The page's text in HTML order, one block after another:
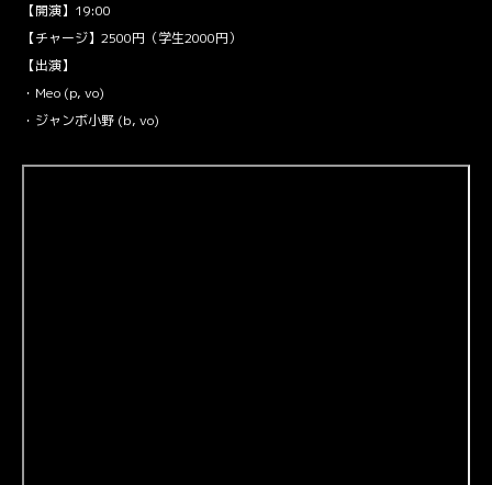
【開演】19:00
【チャージ】2500円（学生2000円）
【出演】
・Meo (p, vo)
・ジャンボ小野 (b, vo)